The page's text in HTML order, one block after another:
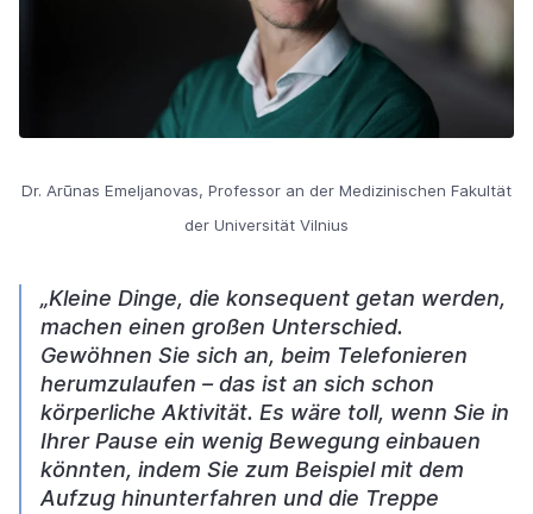
Dr. Arūnas Emeljanovas, Professor an der Medizinischen Fakultät
der Universität Vilnius
„Kleine Dinge, die konsequent getan werden,
machen einen großen Unterschied.
Gewöhnen Sie sich an, beim Telefonieren
herumzulaufen – das ist an sich schon
körperliche Aktivität. Es wäre toll, wenn Sie in
Ihrer Pause ein wenig Bewegung einbauen
könnten, indem Sie zum Beispiel mit dem
Aufzug hinunterfahren und die Treppe